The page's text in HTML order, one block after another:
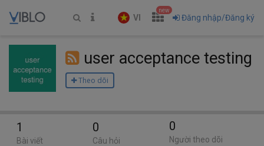
VI
new
Đăng nhập/Đăng ký
user acceptance testing
Theo dõi
1
Bài viết
0
Câu hỏi
0
Người theo dõi